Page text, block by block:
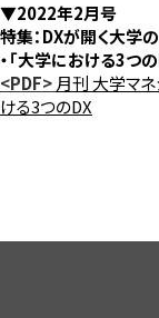
▼2022年2月号
特集：DXが開く大学
・「大学における3つ
<PDF> 月刊 大学マネ
ける3つのDX